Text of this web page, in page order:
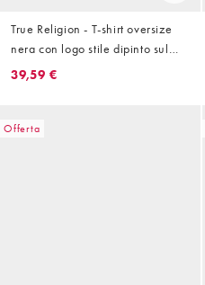
True Religion - T-shirt oversize
nera con logo stile dipinto sul
retro
39,59 €
Offerta